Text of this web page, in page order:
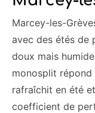
Marcey-les-
avec des étés de
doux mais
monosplit
rafraîchit en été
coefficient de